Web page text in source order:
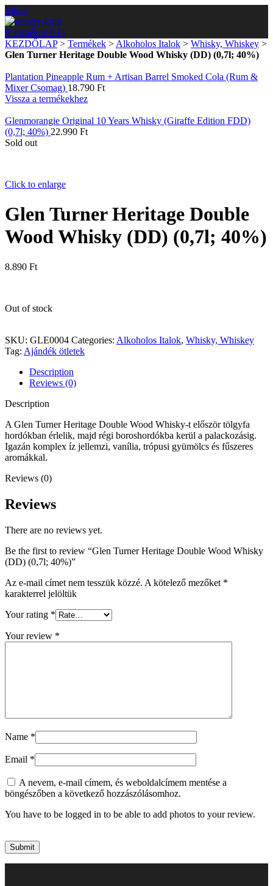
Menu
0 termékek 0 Ft
KEZDŐLAP> Termékek > Alkoholos Italok > Whisky, Whiskey >
Glen Turner Heritage Double Wood Whisky (DD) (0,7l; 40%)
Plantation Pineapple Rum + Artisan Barrel Smoked Cola (Rum &
Mixer Csomag) 18.790 Ft
Vissza a termékekhez
Glenmorangie Original 10 Years Whisky (Giraffe Edition FDD)
(0,7l; 40%) 22.990 Ft
Sold out
Click to enlarge
Glen Turner Heritage Double
Wood Whisky (DD) (0,7l; 40%)
8.890 Ft
Out of stock
SKU: GLE0004 Categories: Alkoholos Italok, Whisky, Whiskey
Tag: Ajándék ötletek
Description
Reviews (0)
Description
A Glen Turner Heritage Double Wood Whisky-t először tölgyfa
hordókban érlelik, majd régi boroshordókba kerül a palackozásig.
Igazán komplex íz jellemzi, vanília, trópusi gyümölcs és fűszeres
aromákkal.
Reviews (0)
Reviews
There are no reviews yet.
Be the first to review “Glen Turner Heritage Double Wood Whisky
(DD) (0,7l; 40%)”
Az e-mail címet nem tesszük közzé. A kötelező mezőket *
karakterrel jelöltük
Your rating *
Your review *
Name *
Email *
A nevem, e-mail címem, és weboldalcímem mentése a
böngészőben a következő hozzászólásomhoz.
You have to be logged in to be able to add photos to your review.